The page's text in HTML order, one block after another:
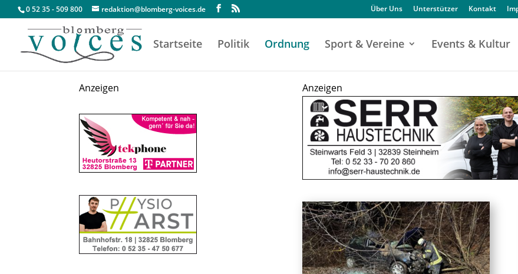
0 52 35 - 509 800 redaktion@blomberg-voices.de Über Uns Unterstützer Kontakt
Startseite Politik Ordnung Sport & Vereine Events & Kultur
Anzeigen Anzeigen